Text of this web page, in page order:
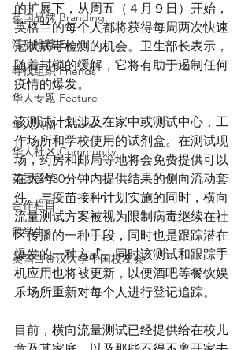
英国品牌 Branding
活动推荐 Event
寻找组织 Friends
华人专题 Feature
华人人物 Chinese
华人社区 Community
英国留学
合作栏目
留学生
英国白金汉大学中国校友会
的扩展下，从周五（４月９日）开始，
英格兰的每个人都将获得每周两次快速
冠状病毒检测的机会。卫生部长表示，
随着封锁的缓解，它将有助于遏制任何
疫情的爆发。
该测试计划涉及在家中或测试中心，工
作场所和学校使用的试剂盒。在测试现
场，药房和邮局等地将会免费提供可以
在大约30分钟内提供结果的侧向流动套
件。与疫苗接种计划实施的同时，横向
流量测试方案被视为限制病毒继续在社
区传播的一种手段，同时也是跟踪潜在
爆发的一种方式。同时该测试和跟踪手
机应用也将被更新，以便酒吧等餐饮娱
乐场所重新对每个人进行登记追踪。
目前，横向流量测试已经提供给在校儿